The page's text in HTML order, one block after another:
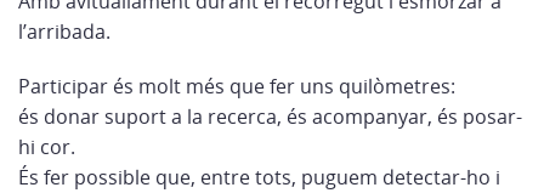
l’arribada.
Participar és molt més que fer uns quilòmetres:
és donar suport a la recerca, és acompanyar, és posar-
hi cor.
És fer possible que, entre tots, puguem detectar-ho i